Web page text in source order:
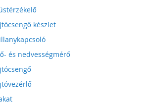
készlet
és nedvességmérő